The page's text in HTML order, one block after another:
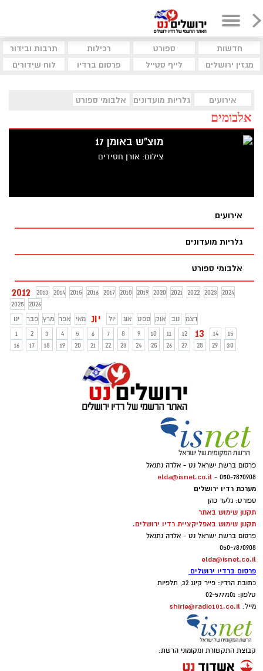
חדשות ספורט רכילות
תרבות ובידור
מגזין ירושלים
לייף סטייל פרסום ברדיו לוח שידורים
אירועים גלריות מועדונים אלבומי ספורט
אלבומים
מוצ"ש באומן 17
צילום: אורן חסידים
אירועים
גלריות מועדונים
אלבומי ספורט
2012 2013 2014 2015 2016 2017 2018 2019 2020 2021 2022 2023
2024
2025
2026
ינו
פבר מרץ אפר מאי יונ יול אוג ספט אוק נוב
דצמ
1
2 3 4 5 6 7 8 9 10 11 12 13 14
15
16
17 18 19 20 21 22 23 24 25 26 27 28 29 30
פרסום ברשת ישראל נט - אלדה נתנאל
050-7870908 -
elda@isnet.co.il
מערכת רדיו ירושלים
ספורט: גלעד כהן
תקנון שימוש באתר
תקנון שימוש באפליקציית רדיו ירושלים.
פרסום ברשת ישראל נט - אלדה נתנאל
050-7870908
elda@isnet.co.il
פרסום ברדיו ירושלים
כתובת הרדיו: פייר קינג 32, תלפיות
טלפון: 02-5777101
מייל: shirie@radio101.co.il
קבוצת התקשורת ומקומוני הרשת: